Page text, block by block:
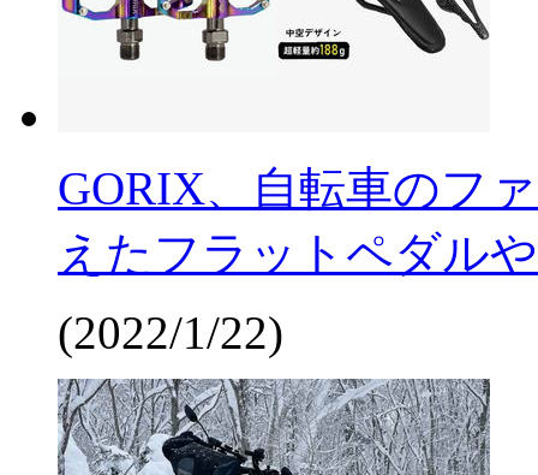
GORIX、自転車のフ
えたフラットペダル
(2022/1/22)